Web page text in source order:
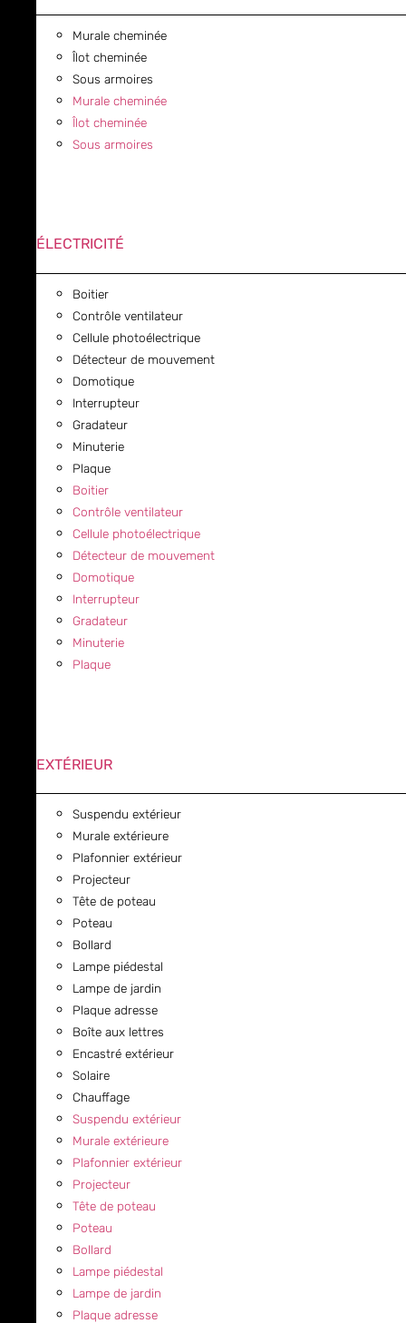
Murale cheminée
Îlot cheminée
Sous armoires
Murale cheminée
Îlot cheminée
Sous armoires
ÉLECTRICITÉ
Boitier
Contrôle ventilateur
Cellule photoélectrique
Détecteur de mouvement
Domotique
Interrupteur
Gradateur
Minuterie
Plaque
Boitier
Contrôle ventilateur
Cellule photoélectrique
Détecteur de mouvement
Domotique
Interrupteur
Gradateur
Minuterie
Plaque
EXTÉRIEUR
Suspendu extérieur
Murale extérieure
Plafonnier extérieur
Projecteur
Tête de poteau
Poteau
Bollard
Lampe piédestal
Lampe de jardin
Plaque adresse
Boîte aux lettres
Encastré extérieur
Solaire
Chauffage
Suspendu extérieur
Murale extérieure
Plafonnier extérieur
Projecteur
Tête de poteau
Poteau
Bollard
Lampe piédestal
Lampe de jardin
Plaque adresse